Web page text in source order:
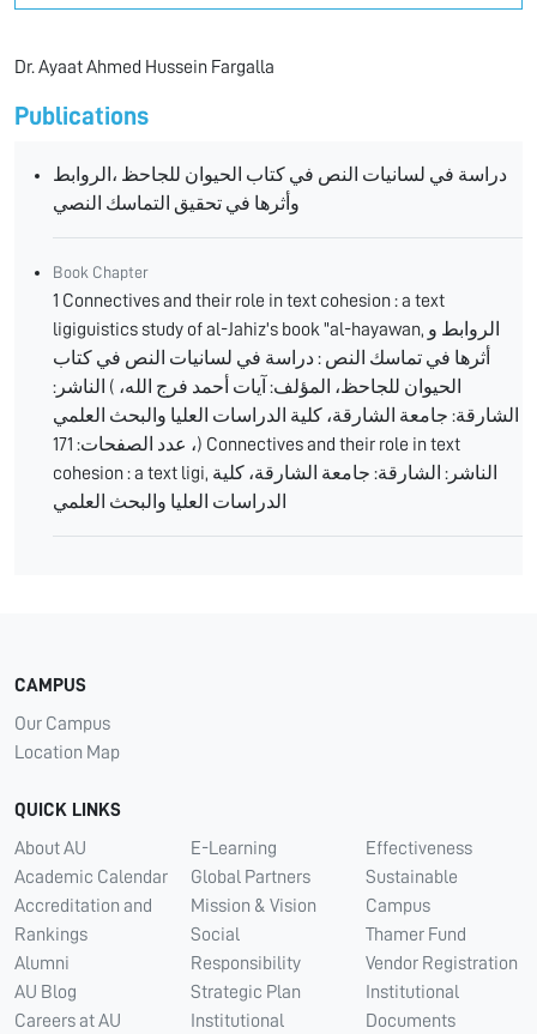
Dr. Ayaat Ahmed Hussein Fargalla
Publications
دراسة في لسانيات النص في كتاب الحيوان للجاحظ ،الروابط
وأثرها في تحقيق التماسك النصي
Book Chapter
1 Connectives and their role in text cohesion : a text
ligiguistics study of al-Jahiz's book "al-hayawan, الروابط و
أثرها في تماسك النص : دراسة في لسانيات النص في كتاب
الحيوان للجاحظ، المؤلف: آيات أحمد فرج الله، ( الناشر:
الشارقة: جامعة الشارقة، كلية الدراسات العليا والبحث العلمي
)، عدد الصفحات: 171 Connectives and their role in text
cohesion : a text ligi, الناشر: الشارقة: جامعة الشارقة، كلية
الدراسات العليا والبحث العلمي
CAMPUS
Our Campus
Location Map
QUICK LINKS
About AU
Academic Calendar
Accreditation and
Rankings
Alumni
AU Blog
Careers at AU
E-Learning
Global Partners
Mission & Vision
Social
Responsibility
Strategic Plan
Institutional
Effectiveness
Sustainable
Campus
Thamer Fund
Vendor Registration
Institutional
Documents